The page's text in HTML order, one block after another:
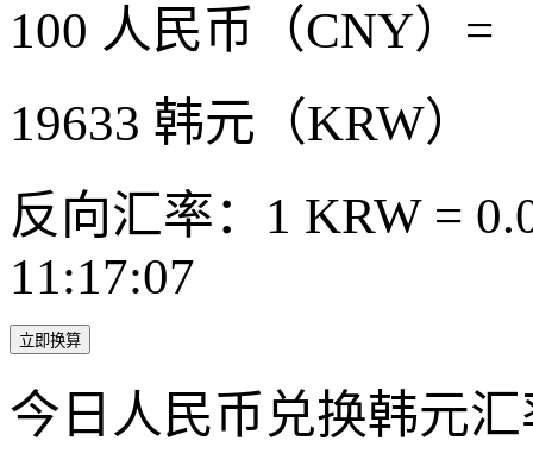
100 人民币（CNY）=
19633 韩元（KRW）
反向汇率：1 KRW =
11:17:07
立即换算
今日人民币兑换韩元